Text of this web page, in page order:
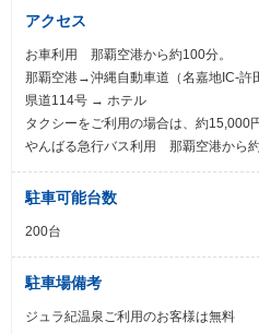
アクセス
お車利用 那覇空港から約100分。
那覇空港→沖縄自動車道（名嘉地IC-
県道114号 → ホテル
タクシーをご利用の場合は、約15,000
やんばる急行バス利用 那覇空港から
駐車可能台数
200台
駐車場備考
ジュラ紀温泉ご利用のお客様は無料